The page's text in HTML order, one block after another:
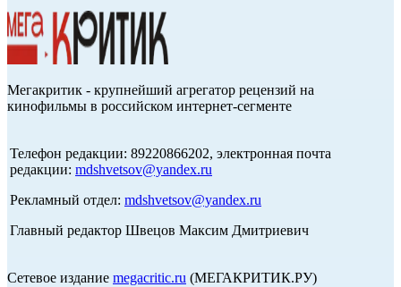
Мегакритик - крупнейший агрегатор рецензий на
кинофильмы в российском интернет-сегменте
Телефон редакции: 89220866202, электронная почта
редакции: mdshvetsov@yandex.ru
Рекламный отдел: mdshvetsov@yandex.ru
Главный редактор Швецов Максим Дмитриевич
Сетевое издание megacritic.ru (МЕГАКРИТИК.РУ)